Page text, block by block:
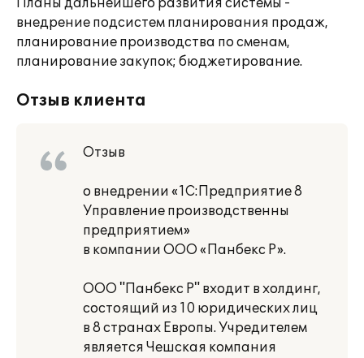
Планы дальнейшего развития системы -
внедрение подсистем планирования продаж,
планирование производства по сменам,
планирование закупок; бюджетирование.
Отзыв клиента
Отзыв
о внедрении «1С:Предприятие 8
Управление производственны
предприятием»
в компании ООО «Панбекс Р».
ООО "Панбекс Р" входит в холдинг,
состоящий из 10 юридических лиц
в 8 странах Европы. Учредителем
является Чешская компания